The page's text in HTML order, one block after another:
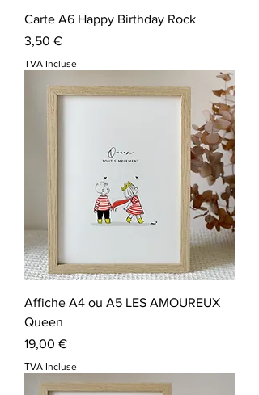
Carte A6 Happy Birthday Rock
Prix
3,50 €
TVA Incluse
Affiche A4 ou A5 LES AMOUREUX
Queen
Prix
19,00 €
TVA Incluse